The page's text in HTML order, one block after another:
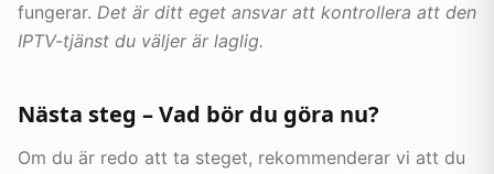
fungerar. Det är ditt eget ansvar att kontrollera att den
IPTV-tjänst du väljer är laglig.
Nästa steg – Vad bör du göra nu?
Om du är redo att ta steget, rekommenderar vi att du